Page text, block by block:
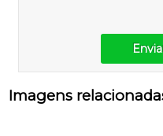
Imagens